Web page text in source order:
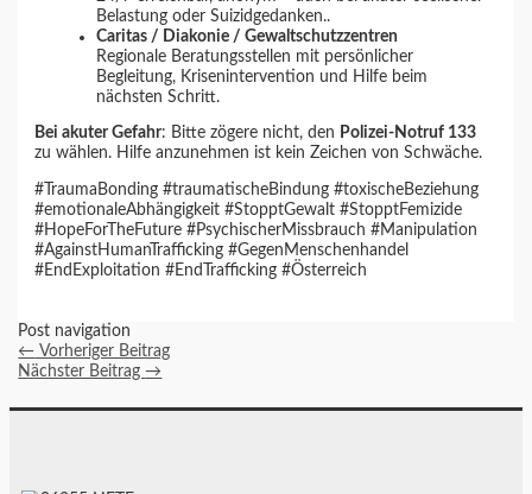
Belastung oder Suizidgedanken..
Caritas / Diakonie / Gewaltschutzzentren
Regionale Beratungsstellen mit persönlicher
Begleitung, Krisenintervention und Hilfe beim
nächsten Schritt.
Bei akuter Gefahr: Bitte zögere nicht, den Polizei-Notruf 133
zu wählen. Hilfe anzunehmen ist kein Zeichen von Schwäche.
#TraumaBonding #traumatischeBindung #toxischeBeziehung
#emotionaleAbhängigkeit #StopptGewalt #StopptFemizide
#HopeForTheFuture #PsychischerMissbrauch #Manipulation
#AgainstHumanTrafficking #GegenMenschenhandel
#EndExploitation #EndTrafficking #Österreich
Post navigation
← Vorheriger Beitrag
Nächster Beitrag→